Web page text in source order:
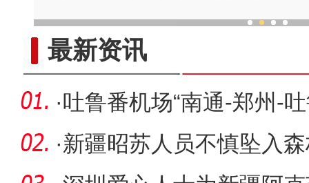
最新资讯
·吐鲁番机场“南通-郑州-
·新疆昭苏人员不慎坠入